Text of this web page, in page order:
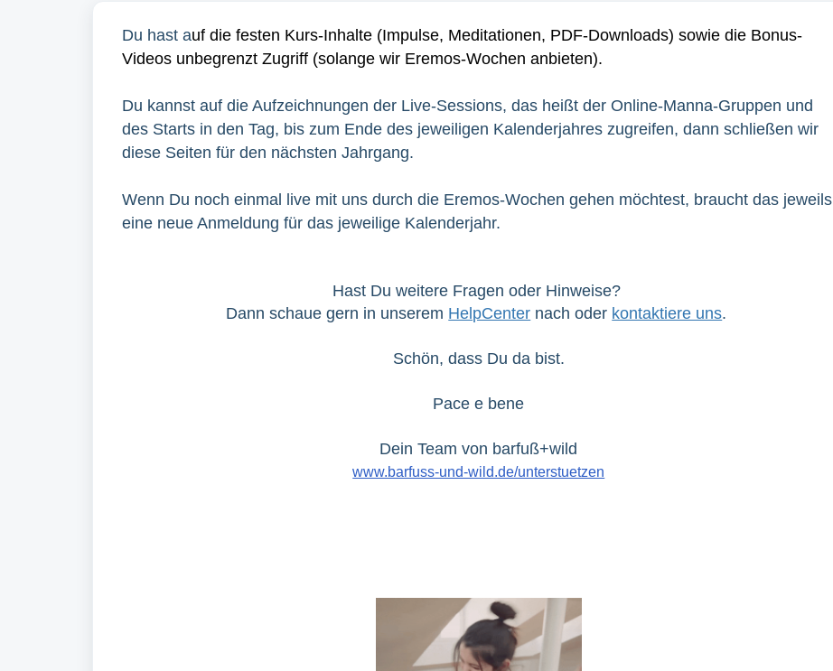
Du hast auf die festen Kurs-Inhalte (Impulse, Meditationen, PDF-Downloads) sowie die Bonus-
Videos unbegrenzt Zugriff (solange wir Eremos-Wochen anbieten).
Du kannst auf die Aufzeichnungen der Live-Sessions, das heißt der Online-Manna-Gruppen und
des Starts in den Tag, bis zum Ende des jeweiligen Kalenderjahres zugreifen, dann schließen wir
diese Seiten für den nächsten Jahrgang.
Wenn Du noch einmal live mit uns durch die Eremos-Wochen gehen möchtest, braucht das jeweils
eine neue Anmeldung für das jeweilige Kalenderjahr.
Hast Du weitere Fragen oder Hinweise?
Dann schaue gern in unserem HelpCenter nach oder kontaktiere uns.
Schön, dass Du da bist.
Pace e bene
Dein Team von barfuß+wild
www.barfuss-und-wild.de/unterstuetzen